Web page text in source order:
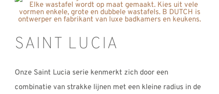
SAINT LUCIA
Onze Saint Lucia serie kenmerkt zich door een
combinatie van strakke lijnen met een kleine radius in de